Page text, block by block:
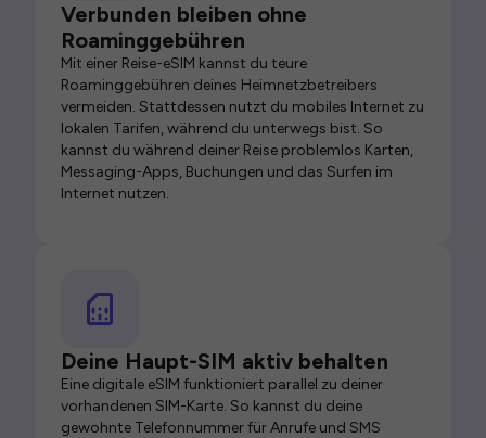
Verbunden bleiben ohne
Roaminggebühren
Mit einer Reise-eSIM kannst du teure
Roaminggebühren deines Heimnetzbetreibers
vermeiden. Stattdessen nutzt du mobiles Internet zu
lokalen Tarifen, während du unterwegs bist. So
kannst du während deiner Reise problemlos Karten,
Messaging-Apps, Buchungen und das Surfen im
Internet nutzen.
Deine Haupt-SIM aktiv behalten
Eine digitale eSIM funktioniert parallel zu deiner
vorhandenen SIM-Karte. So kannst du deine
gewohnte Telefonnummer für Anrufe und SMS